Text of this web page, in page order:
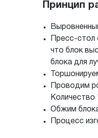
Принцип
Пресс-
что блок
блока для
Проводим
Количество
Обжим
Процесс